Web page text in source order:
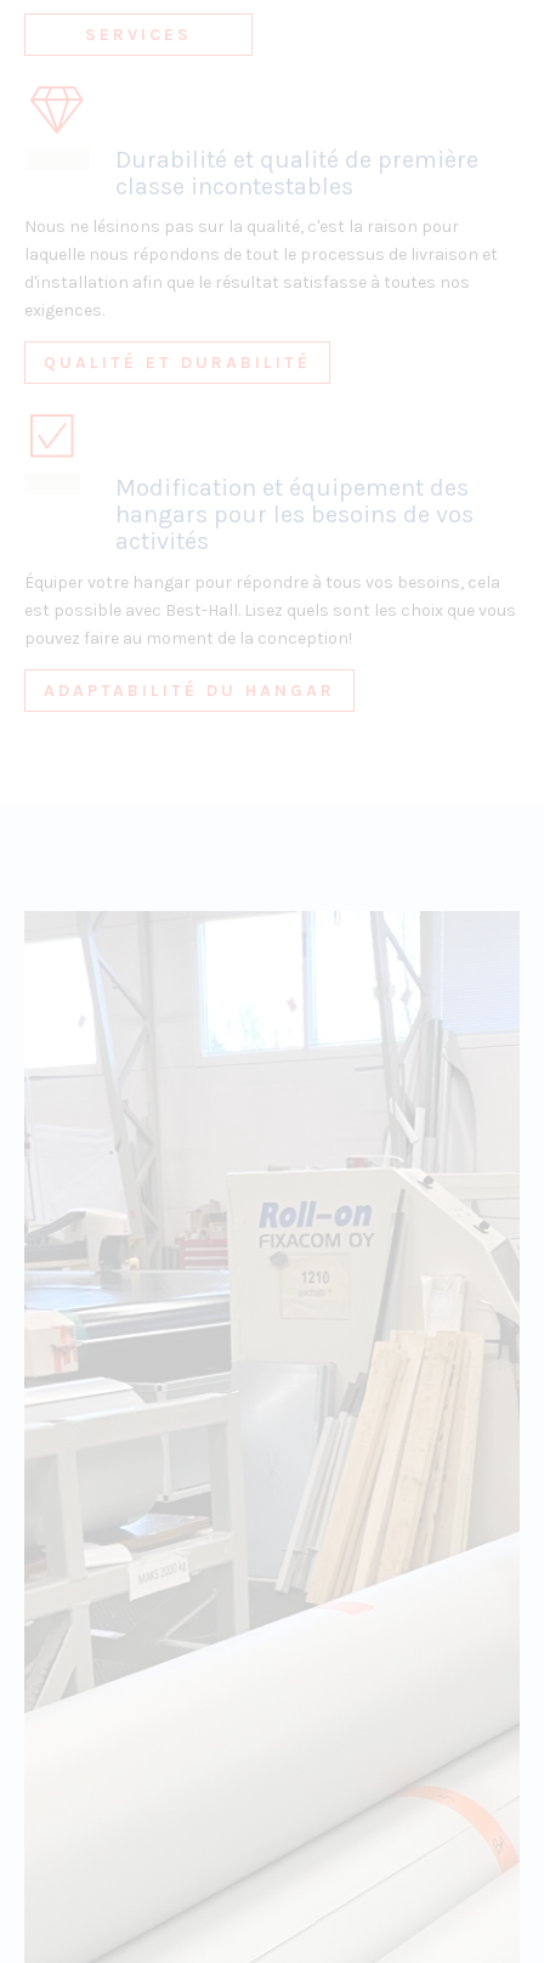
SERVICES
Durabilité et qualité de première
classe incontestables
Nous ne lésinons pas sur la qualité, c'est la raison pour
laquelle nous répondons de tout le processus de livraison et
d'installation afin que le résultat satisfasse à toutes nos
exigences.
QUALITÉ ET DURABILITÉ
Modification et équipement des
hangars pour les besoins de vos
activités
Équiper votre hangar pour répondre à tous vos besoins, cela
est possible avec Best-Hall. Lisez quels sont les choix que vous
pouvez faire au moment de la conception!
ADAPTABILITÉ DU HANGAR